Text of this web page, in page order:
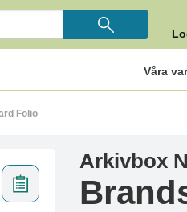
Våra
Folio
Arkivbox